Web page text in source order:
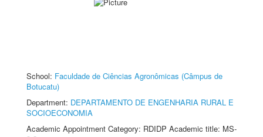
School: Faculdade de Ciências Agronômicas (Câmpus de
Botucatu)
Department: DEPARTAMENTO DE ENGENHARIA RURAL E
SOCIOECONOMIA
Academic Appointment Category: RDIDP Academic title: MS-